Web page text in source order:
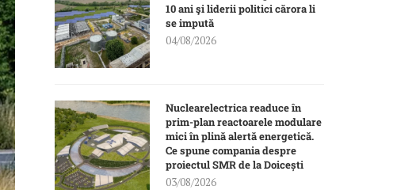
10 ani şi liderii politici cărora li
se impută
04/08/2026
Nuclearelectrica readuce în
prim-plan reactoarele modulare
mici în plină alertă energetică.
Ce spune compania despre
proiectul SMR de la Doicești
03/08/2026